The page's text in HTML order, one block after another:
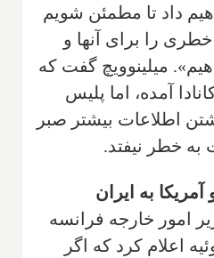
داد تا مطمئن شویم
را برای آنها و
میلینوویچ گفت که
آمده، اما پلیس
اطلاعات بیشتر صبر
به خطر نیفتد.
آمریکا به ایران
امور خارجه فرانسه
سه‌شنبه ۱۵ ژوئیه اعلام کرد که اگر